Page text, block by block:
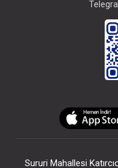
Sururi Mahallesi